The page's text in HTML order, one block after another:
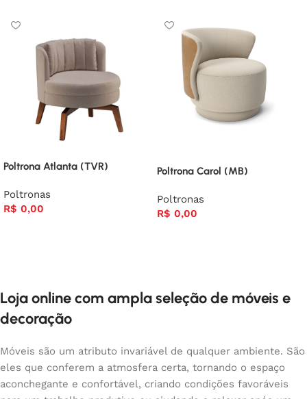
Poltrona Atlanta (TVR)
Poltronas
R$ 0,00
Poltrona Carol (MB)
Poltronas
R$ 0,00
Loja online com ampla seleção de móveis e
decoração
Móveis são um atributo invariável de qualquer ambiente. São
eles que conferem a atmosfera certa, tornando o espaço
aconchegante e confortável, criando condições favoráveis